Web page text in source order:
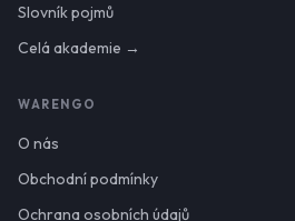
Slovník pojmů
Celá akademie →
WARENGO
O nás
Obchodní podmínky
Ochrana osobních údajů